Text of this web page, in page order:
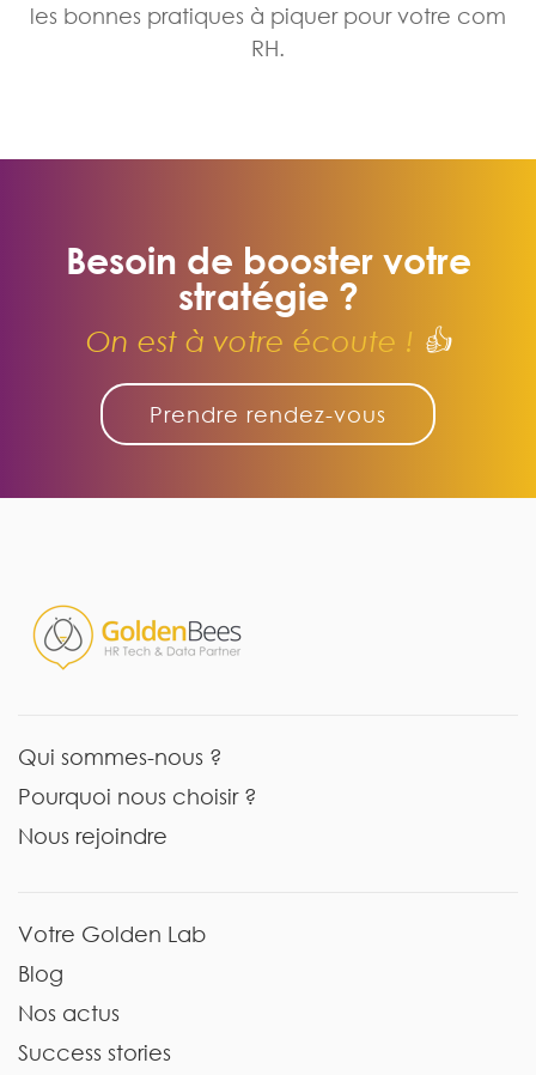
les bonnes pratiques à piquer pour votre com
RH.
Besoin de booster votre
stratégie ?
On est à votre écoute ! 👍
Prendre rendez-vous
Qui sommes-nous ?
Pourquoi nous choisir ?
Nous rejoindre
Votre Golden Lab
Blog
Nos actus
Success stories